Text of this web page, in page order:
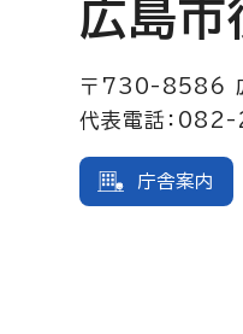
広島市
〒730-8586
代表電話：
庁舎案内